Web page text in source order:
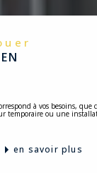
à vos besoins, que
temporaire ou une
en savoir plus